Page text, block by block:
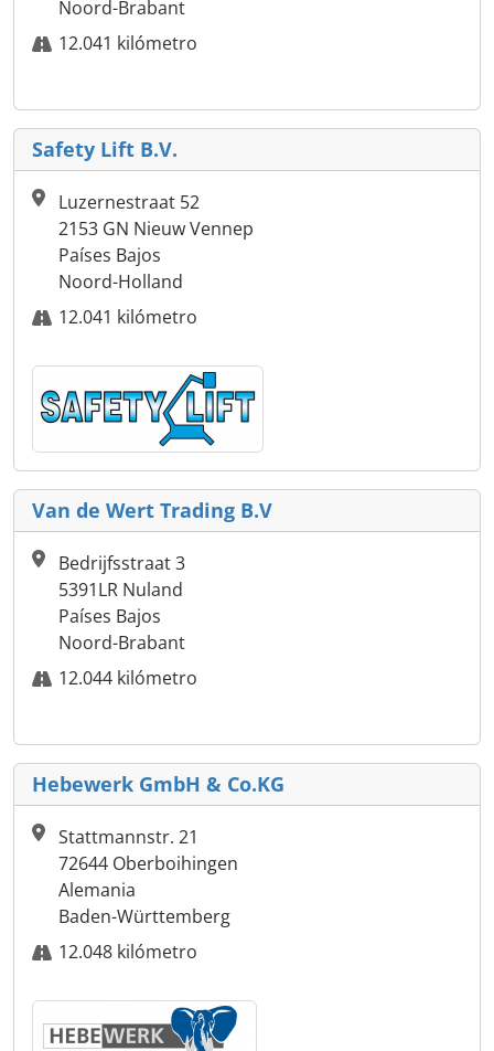
Noord-Brabant
12.041 kilómetro
Safety Lift B.V.
Luzernestraat 52
2153 GN Nieuw Vennep
Países Bajos
Noord-Holland
12.041 kilómetro
Van de Wert Trading B.V
Bedrijfsstraat 3
5391LR Nuland
Países Bajos
Noord-Brabant
12.044 kilómetro
Hebewerk GmbH & Co.KG
Stattmannstr. 21
72644 Oberboihingen
Alemania
Baden-Württemberg
12.048 kilómetro